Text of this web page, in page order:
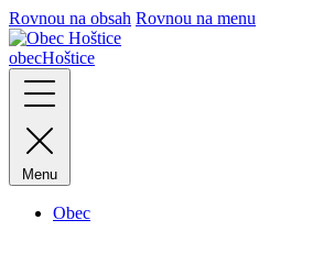
Rovnou na obsah Rovnou na menu
obecHoštice
Menu
Obec